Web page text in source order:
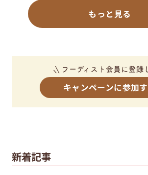
もっと見る
キャンペーンに参加
新着記事